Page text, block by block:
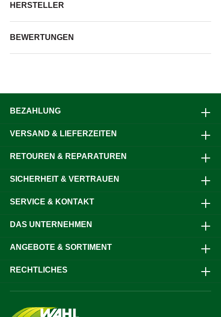
HERSTELLER
BEWERTUNGEN
BEZAHLUNG
VERSAND & LIEFERZEITEN
RETOUREN & REPARATUREN
SICHERHEIT & VERTRAUEN
SERVICE & KONTAKT
DAS UNTERNEHMEN
ANGEBOTE & SORTIMENT
RECHTLICHES